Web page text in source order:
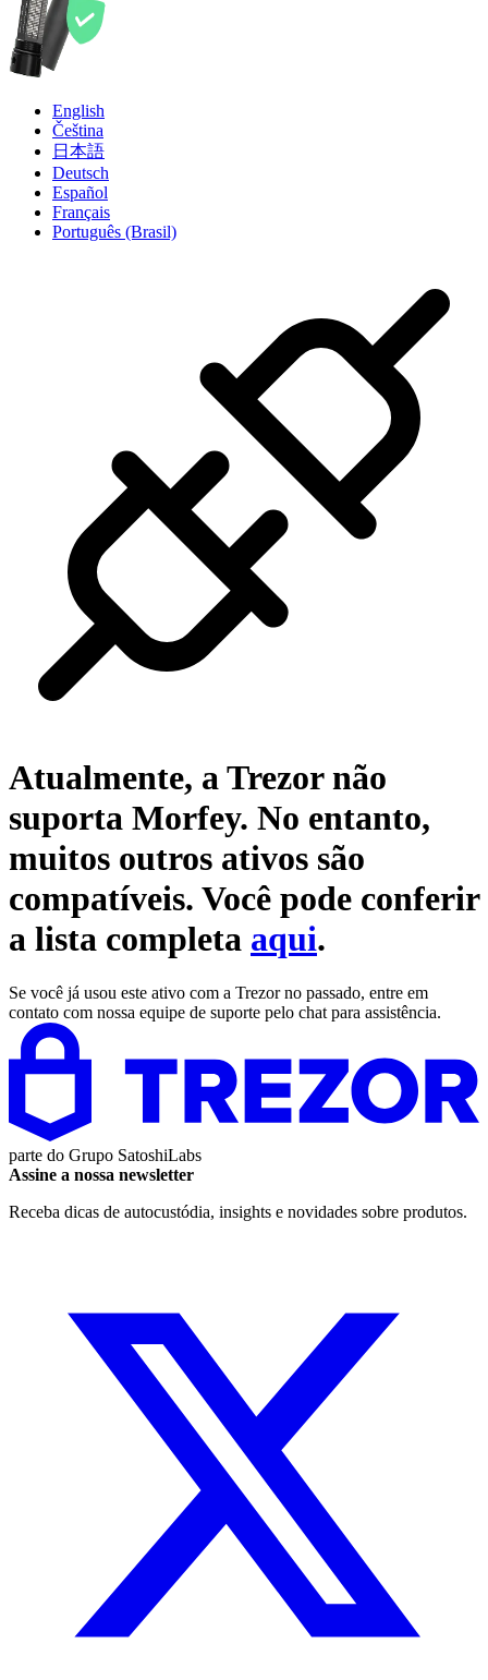
English
Čeština
日本語
Deutsch
Español
Français
Português (Brasil)
Atualmente, a Trezor não
suporta Morfey. No entanto,
muitos outros ativos são
compatíveis. Você pode conferir
a lista completa aqui.
Se você já usou este ativo com a Trezor no passado, entre em
contato com nossa equipe de suporte pelo chat para assistência.
parte do Grupo SatoshiLabs
Assine a nossa newsletter
Receba dicas de autocustódia, insights e novidades sobre produtos.